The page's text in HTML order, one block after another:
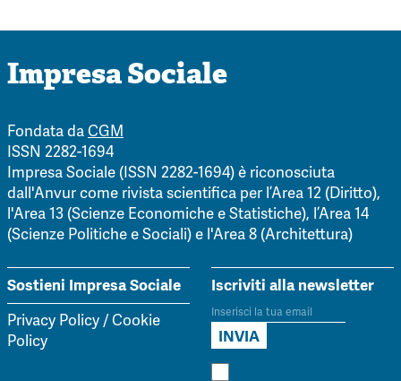
Impresa Sociale
Fondata daCGM
ISSN 2282-1694
Impresa Sociale (ISSN 2282-1694) è riconosciuta
dall'Anvur come rivista scientifica per l’Area 12 (Diritto),
l'Area 13 (Scienze Economiche e Statistiche), l’Area 14
(Scienze Politiche e Sociali) e l'Area 8 (Architettura)
Sostieni Impresa Sociale
Privacy Policy/Cookie
Policy
Iscriviti alla newsletter